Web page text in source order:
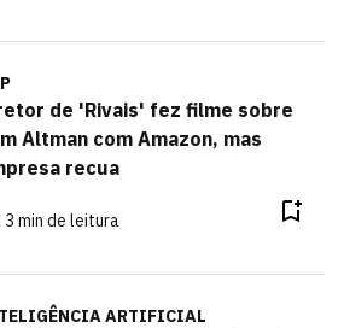
de 'Rivais' fez filme sobre
Altman com Amazon, mas
recua
3 min de leitura
ARTIFICIAL